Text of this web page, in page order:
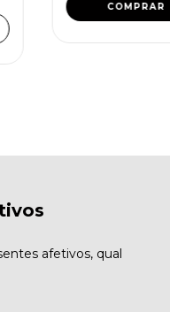
afetivos, qual